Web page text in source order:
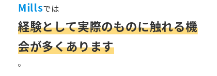
Millsでは
経験として実際のものに触れる機
会が多くあります
。